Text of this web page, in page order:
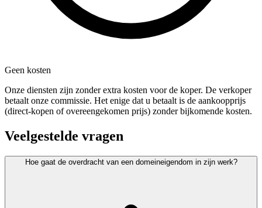
Geen kosten
Onze diensten zijn zonder extra kosten voor de koper. De verkoper
betaalt onze commissie. Het enige dat u betaalt is de aankoopprijs
(direct-kopen of overeengekomen prijs) zonder bijkomende kosten.
Veelgestelde vragen
Hoe gaat de overdracht van een domeineigendom in zijn werk?